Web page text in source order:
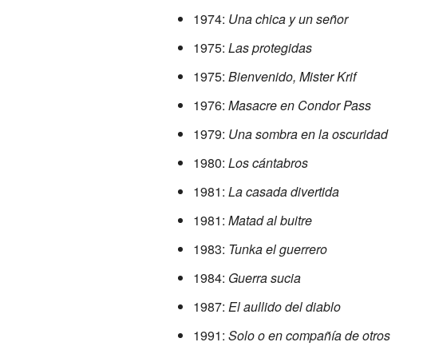
1974: Una chica y un señor
1975: Las protegidas
1975: Bienvenido, Mister Krif
1976: Masacre en Condor Pass
1979: Una sombra en la oscuridad
1980: Los cántabros
1981: La casada divertida
1981: Matad al buitre
1983: Tunka el guerrero
1984: Guerra sucia
1987: El aullido del diablo
1991: Solo o en compañía de otros